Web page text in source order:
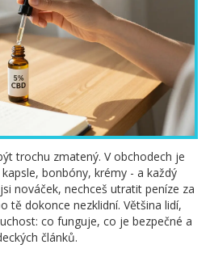
trochu zmatený. V obchodech je
bonbóny, krémy - a každý
nováček, nechceš utratit peníze za
tě dokonce nezklidní. Většina lidí,
co funguje, co je bezpečné a
článků.